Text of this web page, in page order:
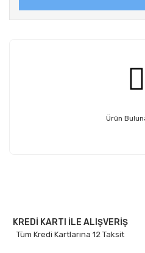
Ürün
KREDİ KARTI İLE ALIŞVERİŞ
Tüm Kredi Kartlarına 12 Taksit